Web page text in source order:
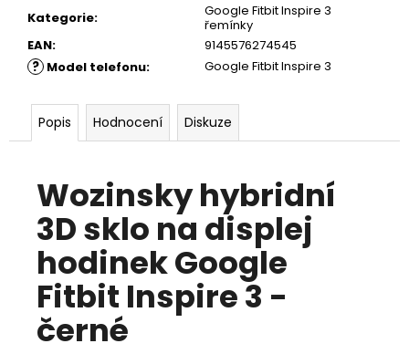
Kategorie:
Google Fitbit Inspire 3
řemínky
EAN: 9145576274545
? Model telefonu: Google Fitbit Inspire 3
Popis Hodnocení Diskuze
Wozinsky hybridní
3D sklo na displej
hodinek Google
Fitbit Inspire 3 -
černé